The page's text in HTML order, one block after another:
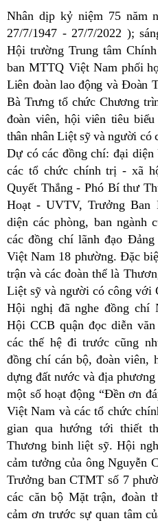
Nhân dịp kỷ niệm 75 năm
27/7/1947 - 27/7/2022 );
Hội trường Trung tâm
ban MTTQ Việt Namphối
Liên đoàn lao động và Đoàn
Bà Trưng tổ chức Chương
đoàn viên, hội viên tiêu
thân nhân Liệt sỹ và người có
Dự có các đồng chí: đại
các tổ chức chính trị - xã
Quyết Thắng - Phó Bí thư
Hoạt - UVTV, Trưởng Ban
diện các phòng, ban ngành
các đồng chí lãnh đạo
Việt Nam 18 phường. Đặc
trận và các đoàn thể là
Liệt sỹ và người có công với
Hội nghị đã ngheđồng chí
Hội CCB quận đọc diễn
các thế hệ đi trước cũng
đồng chí cán bộ, đoàn viên,
dựng đất nước và địa
một số hoạt động “Đền ơn
Việt Nam và các tổ chức
gian qua hướng tới thiết
Thương binh liệt sỹ. Hội
cảm tưởng của ông Nguyễn
Trưởng ban CTMT số 7
các căn bộ Mặt trận, đoàn
cảm ơn trước sự quan tâm